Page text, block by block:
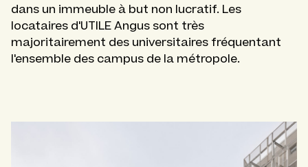
dans un immeuble à but non lucratif. Les
locataires d'UTILE Angus sont très
majoritairement des universitaires fréquentant
l'ensemble des campus de la métropole.